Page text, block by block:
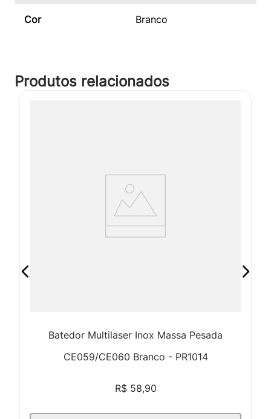
Cor Branco
Batedor Multilaser Inox Massa Pesada
CE059/CE060 Branco - PR1014
R$ 58,90